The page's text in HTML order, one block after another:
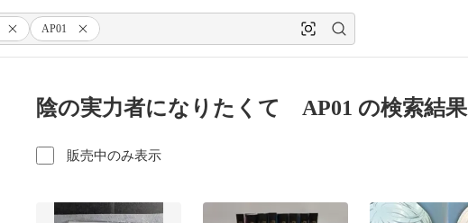
AP01
陰の実力者になりたくて AP01 の検索結果
販売中のみ表示